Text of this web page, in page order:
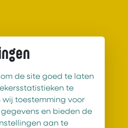
de site goed te laten
te
toestemming voor
en bieden de
aan te